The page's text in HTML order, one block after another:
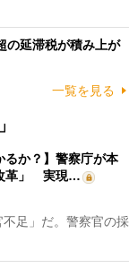
の延滞税が積み上が
一覧を見る
るか？】警察庁が本
革」 実現…
足」だ。警察官の採